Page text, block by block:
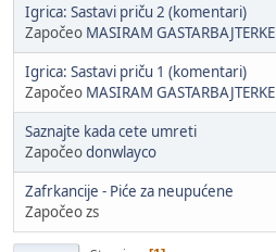
Igrica: Sastavi priču 2 (komentari)
Započeo MASIRAM GASTARBAJTERKE
Igrica: Sastavi priču 1 (komentari)
Započeo MASIRAM GASTARBAJTERKE
Saznajte kada cete umreti
Započeodonwlayco
Zafrkancije - Piće za neupućene
Započeo zs